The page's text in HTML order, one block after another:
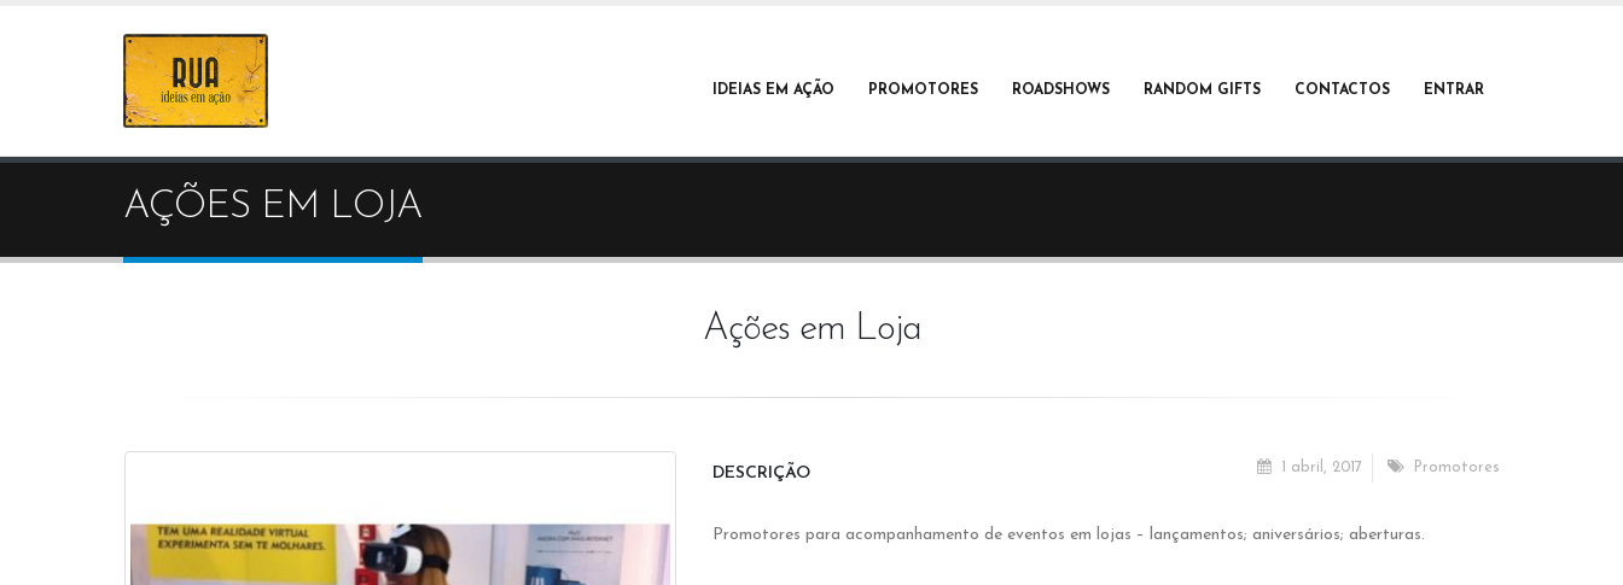
IDEIAS EM AÇÃO PROMOTORES ROADSHOWS RANDOM GIFTS CONTACTOS ENTRAR
AÇÕES EM LOJA
Ações em Loja
1 abril, 2017 Promotores
DESCRIÇÃO
Promotores para acompanhamento de eventos em lojas – lançamentos; aniversários; aberturas.